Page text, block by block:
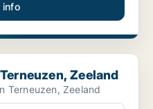
info
Zeeland
Zeeland
Terneuzen, Zeeland